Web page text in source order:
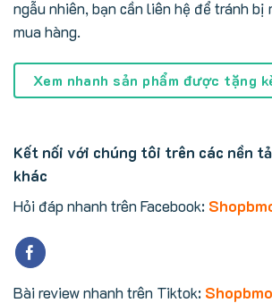
ngẫu nhiên, bạn cần liên hệ để tránh
mua hàng.
Xem nhanh sản phẩm được tặng
Kết nối với chúng tôi trên các nền
khác
Hỏi đáp nhanh trên Facebook:
Bài review nhanh trên Tiktok: